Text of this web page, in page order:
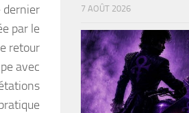
dernier
par le
retour
avec
7 AOÛT 2026